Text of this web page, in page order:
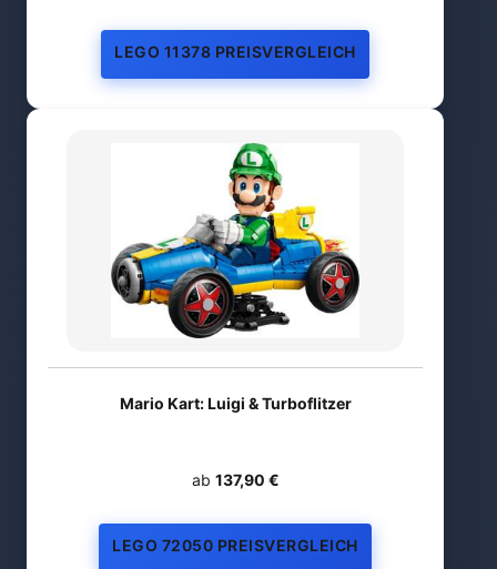
LEGO 11378 PREISVERGLEICH
Mario Kart: Luigi & Turboflitzer
ab 137,90 €
LEGO 72050 PREISVERGLEICH